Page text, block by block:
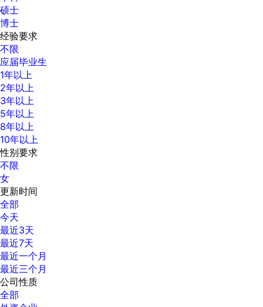
硕士
博士
经验要求
不限
应届毕业生
1年以上
2年以上
3年以上
5年以上
8年以上
10年以上
性别要求
不限
女
更新时间
全部
今天
最近3天
最近7天
最近一个月
最近三个月
公司性质
全部